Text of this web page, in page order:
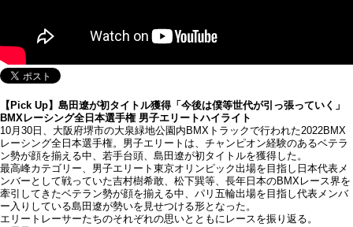
【Pick Up】島田遼が初タイトル獲得「今後は僕等世代が引っ張っていく」
BMXレーシング全日本選手権 男子エリートハイライト
10月30日、大阪府堺市の大泉緑地公園内BMXトラックで行われた2022BMX
レーシング全日本選手権。男子エリートは、チャンピオン経験のあるベテラ
ン勢が顔を揃える中、若手台頭、島田遼が初タイトルを獲得した。
最高峰カテゴリー、男子エリート東京オリンピック出場を目指し日本代表メ
ンバーとして戦っていた吉村樹希敢、松下巽等、長年日本のBMXレース界を
牽引してきたベテラン勢が顔を揃える中、パリ五輪出場を目指し代表メンバ
ー入りしている島田遼が勢いを見せつける形となった。
エリートレーサーたちのそれぞれの思いとともにレースを振り返る。